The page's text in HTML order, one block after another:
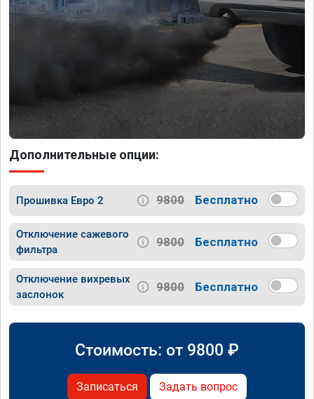
Дополнительные опции:
Прошивка Евро 2 9800 Бесплатно
Отключение сажевого
фильтра
9800 Бесплатно
Отключение вихревых
заслонок
9800 Бесплатно
Стоимость: от 9800 ₽
Записаться Задать вопрос